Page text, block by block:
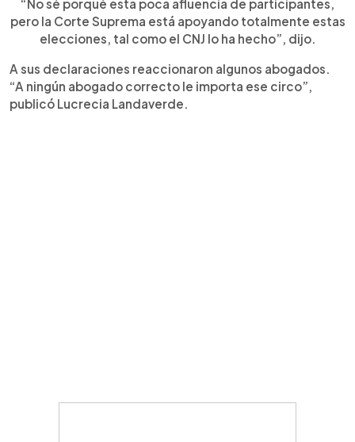
“No sé porqué esta poca afluencia de participantes,
pero la Corte Suprema está apoyando totalmente estas
elecciones, tal como el CNJ lo ha hecho”, dijo.
A sus declaraciones reaccionaron algunos abogados.
“A ningún abogado correcto le importa ese circo”,
publicó Lucrecia Landaverde.